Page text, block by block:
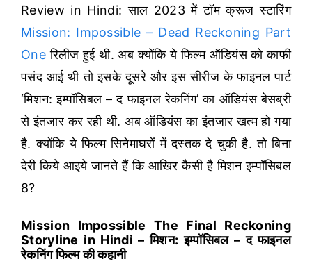
Review in Hindi: साल 2023 में टॉम क्रूज स्टारिंग
Mission: Impossible – Dead Reckoning Part
Oneरिलीज हुई थी. अब क्योंकि ये फिल्म ऑडियंस को काफी
पसंद आई थी तो इसके दूसरे और इस सीरीज के फाइनल पार्ट
‘मिशन: इम्पॉसिबल – द फाइनल रेकनिंग’ का ऑडियंस बेसब्री
से इंतजार कर रही थी. अब ऑडियंस का इंतजार खत्म हो गया
है. क्योंकि ये फिल्म सिनेमाघरों में दस्तक दे चुकी है. तो बिना
देरी किये आइये जानते हैं कि आखिर कैसी है मिशन इम्पॉसिबल
8?
Mission Impossible The Final Reckoning
Storyline in Hindi – मिशन: इम्पॉसिबल – द फाइनल
रेकनिंग फिल्म की कहानी